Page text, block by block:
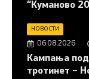
“Куманово
НОВОСТИ
06.08.2026
Кампања под
тротинет –